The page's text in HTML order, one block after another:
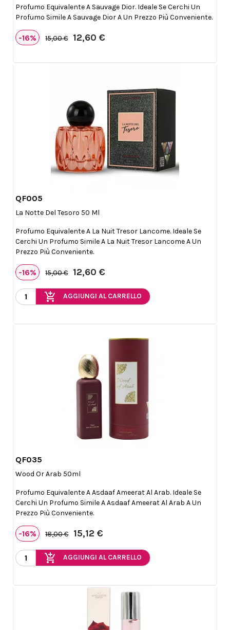
Profumo Equivalente A Sauvage Dior. Ideale Se Cerchi Un
Profumo Simile A Sauvage Dior A Un Prezzo Più Conveniente.
-16% 15,00 € 12,60 €
QF005
La Notte Del Tesoro 50 Ml
Profumo Equivalente A La Nuit Tresor Lancome. Ideale Se
Cerchi Un Profumo Simile A La Nuit Tresor Lancome A Un
Prezzo Più Conveniente.
-16% 15,00 € 12,60 €
add_shopping_cart AGGIUNGI AL CARRELLO
QF035
Wood Or Arab 50ml
Profumo Equivalente A Asdaaf Ameerat Al Arab. Ideale Se
Cerchi Un Profumo Simile A Asdaaf Ameerat Al Arab A Un
Prezzo Più Conveniente.
-16% 18,00 € 15,12 €
add_shopping_cart AGGIUNGI AL CARRELLO